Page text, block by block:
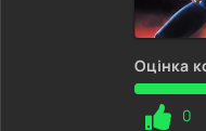
Оцінка
0